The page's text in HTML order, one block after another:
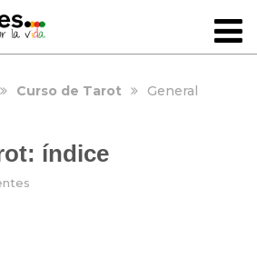
Curso de Tarot General
índice